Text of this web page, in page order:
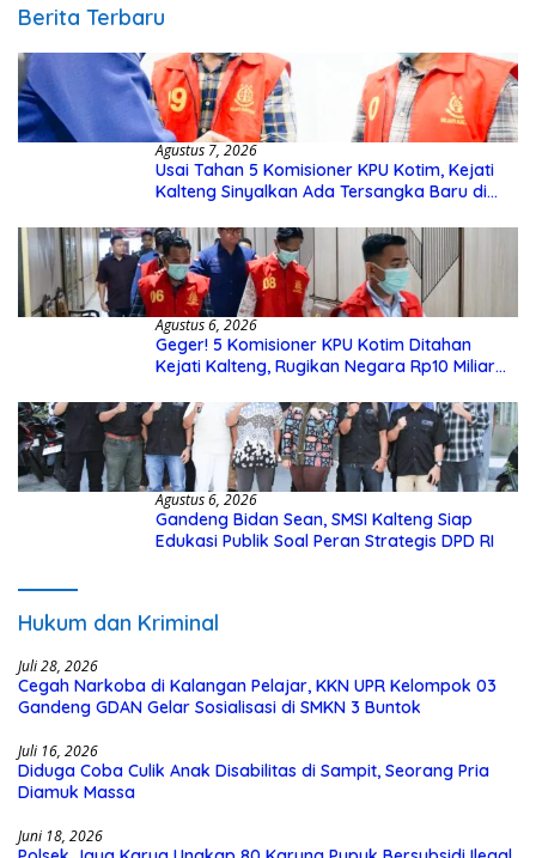
Berita Terbaru
Agustus 7, 2026
Usai Tahan 5 Komisioner KPU Kotim, Kejati
Kalteng Sinyalkan Ada Tersangka Baru di
Agustus 6, 2026
Geger! 5 Komisioner KPU Kotim Ditahan
Kejati Kalteng, Rugikan Negara Rp10 Miliar
Agustus 6, 2026
Gandeng Bidan Sean, SMSI Kalteng Siap
Edukasi Publik Soal Peran Strategis DPD RI
Hukum dan Kriminal
Juli 28, 2026
Cegah Narkoba di Kalangan Pelajar, KKN UPR Kelompok 03
Gandeng GDAN Gelar Sosialisasi di SMKN 3 Buntok
Juli 16, 2026
Diduga Coba Culik Anak Disabilitas di Sampit, Seorang Pria
Diamuk Massa
Juni 18, 2026